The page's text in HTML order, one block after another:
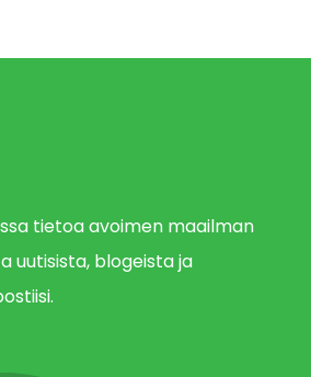
tietoa avoimen maailman
uutisista, blogeista ja